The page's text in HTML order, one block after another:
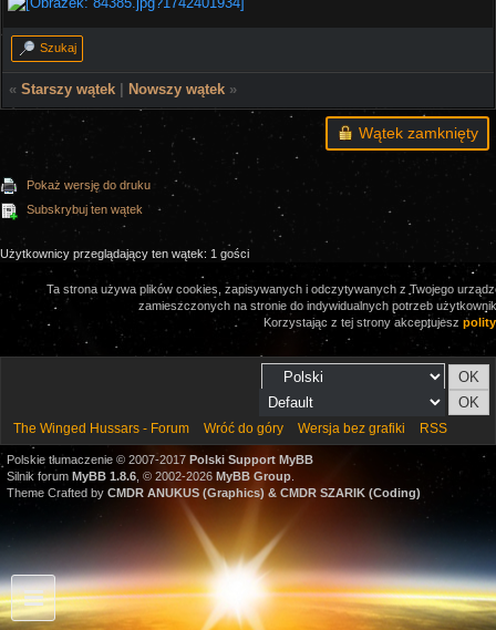
Szukaj
« Starszy wątek | Nowszy wątek »
Wątek zamknięty
Pokaż wersję do druku
Subskrybuj ten wątek
Użytkownicy przeglądający ten wątek: 1 gości
Ta strona używa plików cookies, zapisywanych i odczytywanych z Twojego
zamieszczonych na stronie do indywidualnych potrzeb
Korzystając z tej strony akceptujesz
The Winged Hussars - Forum Wróć do góry Wersja bez grafiki RSS
Polskie tłumaczenie © 2007-2017 Polski Support MyBB
Silnik forum MyBB 1.8.6 , © 2002-2026 MyBB Group
Theme Crafted by CMDR ANUKUS (Graphics) & CMDR SZARIK (Coding)